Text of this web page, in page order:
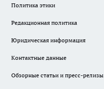
Политика этики
Редакционная политика
Юридическая информация
Контактные данные
Обзорные статьи и пресс-релизы